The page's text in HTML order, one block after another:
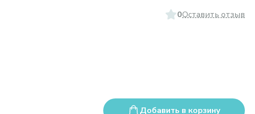
0Оставить отзыв
Добавить в корзину